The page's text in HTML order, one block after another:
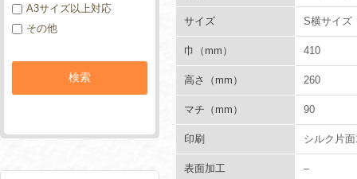
サイズ S横サイズ
巾（mm） 410
高さ（mm） 260
マチ（mm） 90
印刷 シルク片
表面加工 –
A3サイズ以上対応
その他